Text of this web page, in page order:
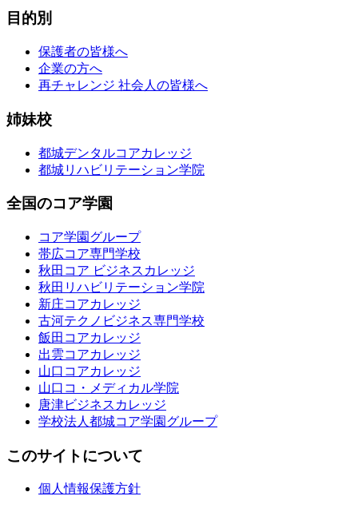
目的別
保護者の皆様へ
企業の方へ
再チャレンジ 社会人の皆様へ
姉妹校
都城デンタルコアカレッジ
都城リハビリテーション学院
全国のコア学園
コア学園グループ
帯広コア専門学校
秋田コア ビジネスカレッジ
秋田リハビリテーション学院
新庄コアカレッジ
古河テクノビジネス専門学校
飯田コアカレッジ
出雲コアカレッジ
山口コアカレッジ
山口コ・メディカル学院
唐津ビジネスカレッジ
学校法人都城コア学園グループ
このサイトについて
個人情報保護方針